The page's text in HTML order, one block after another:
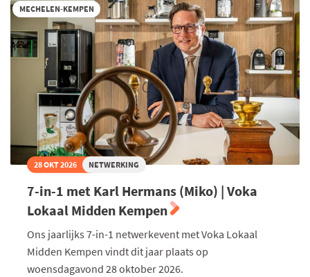
performance
MECHELEN-KEMPEN
28 OKT 2026 NETWERKING
7-in-1 met Karl Hermans (Miko) | Voka
Lokaal Midden Kempen
Ons jaarlijks 7-in-1 netwerkevent met Voka Lokaal
Midden Kempen vindt dit jaar plaats op
woensdagavond 28 oktober 2026.